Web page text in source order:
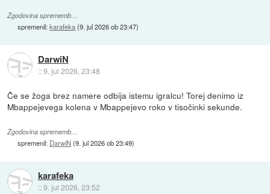
Zgodovina sprememb…
spremenil:karafeka(9. jul 2026 ob 23:47)
DarwiN
::9. jul 2026, 23:48
Če se žoga brez namere odbija istemu igralcu! Torej denimo iz
Mbappejevega kolena v Mbappejevo roko v tisočinki sekunde.
Zgodovina sprememb…
spremenil: DarwiN(9. jul 2026 ob 23:49)
karafeka
::9. jul 2026, 23:52